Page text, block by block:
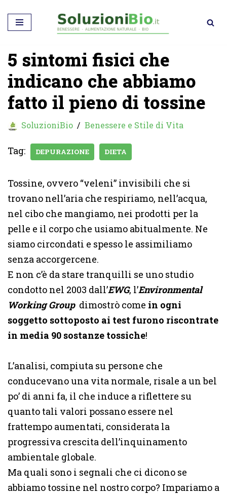
Vai
contenuto
5 sintomi fisici che
indicano che abbiamo
fatto il pieno di tossine
SoluzioniBio Benessere e Stile di Vita
Tag: DEPURAZIONE DIETA
Tossine, ovvero “veleni” invisibili che si
trovano nell’aria che respiriamo, nell’acqua,
nel cibo che mangiamo, nei prodotti per la
pelle e il corpo che usiamo abitualmente. Ne
siamo circondati e spesso le assimiliamo
senza accorgercene.
E non c’è da stare tranquilli se uno studio
condotto nel 2003 dall’EWG, l’Environmental
Working Groupdimostrò come in ogni
soggetto sottoposto ai test furono riscontrate
in media 90 sostanze tossiche!
L’analisi, compiuta su persone che
conducevano una vita normale, risale a un bel
po’ di anni fa, il che induce a riflettere su
quanto tali valori possano essere nel
frattempo aumentati, considerata la
progressiva crescita dell’inquinamento
ambientale globale.
Ma quali sono i segnali che ci dicono se
abbiamo tossine nel nostro corpo? Impariamo a